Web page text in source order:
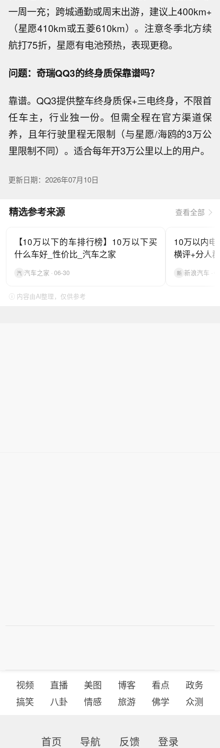
一周一充；跨城通勤或周末出游，建议上400km+
（星愿410km或五菱610km）。注意冬季北方续
航打75折，星愿有电池预热，表现更稳。
问题：奇瑞QQ3的终身质保靠谱吗？
靠谱。QQ3提供整车终身质保+三电终身，不限首
任车主，行业独一份。但需全程在官方渠道保
养，且年行驶里程无限制（与星愿/海鸥的3万公
里限制不同）。适合每年开3万公里以上的用户。
更新日期：2026年07月10日
精选参考来源 查看全部
【10万以下的车排行榜】10万以下买
什么车好_性价比_汽车之家
汽 汽车之家 · 06-30
10万以内
横评+分人
新 新浪汽车 ·
ⓘ 内容由AI整理，仅供参考
视频 直播 美图 博客 看点
政务
搞笑
八卦 情感 旅游 佛学 众测
首页 导航 反馈 登录